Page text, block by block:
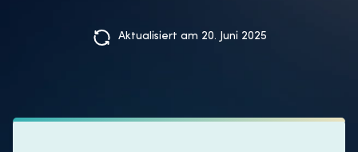
Aktualisiert am 20. Juni 2025